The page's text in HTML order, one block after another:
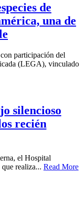
de
una de
participación del
(LEGA), vinculado
silencioso
recién
el Hospital
realiza... Read More